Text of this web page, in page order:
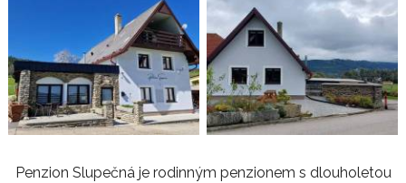
Penzion Slupečná je rodinným penzionem s dlouholetou